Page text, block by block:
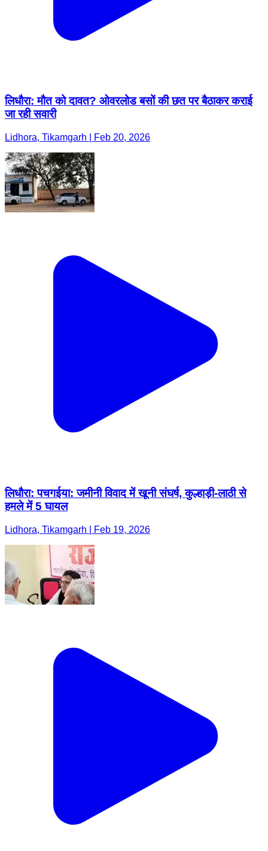
लिधौरा: मौत को दावत? ओवरलोड बसों की छत पर बैठाकर कराई
जा रही सवारी
Lidhora, Tikamgarh | Feb 20, 2026
लिधौरा: पचगईया: जमीनी विवाद में खूनी संघर्ष, कुल्हाड़ी-लाठी से
हमले में 5 घायल
Lidhora, Tikamgarh | Feb 19, 2026